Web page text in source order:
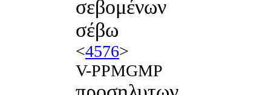
σεβομένων
σέβω
<4576>
V-PPMGMP